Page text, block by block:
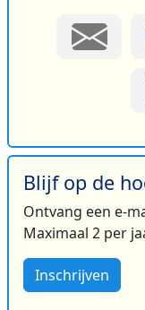
Blijf op de
Ontvang een e-
Maximaal 2 per
Inschrijven